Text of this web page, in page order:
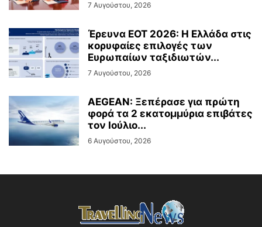
7 Αυγούστου, 2026
Έρευνα ΕΟΤ 2026: Η Ελλάδα στις
κορυφαίες επιλογές των
Ευρωπαίων ταξιδιωτών...
7 Αυγούστου, 2026
AEGEAN: Ξεπέρασε για πρώτη
φορά τα 2 εκατομμύρια επιβάτες
τον Ιούλιο...
6 Αυγούστου, 2026